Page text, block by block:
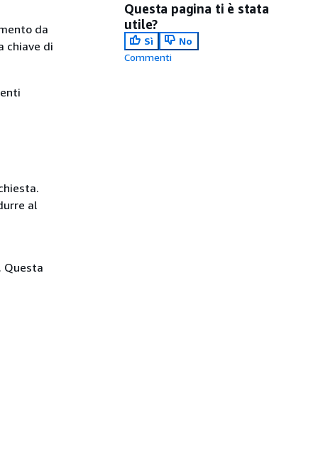
da
chiave di
al
Questa
Questa pagina ti è stata
utile?
Sì
No
Commenti